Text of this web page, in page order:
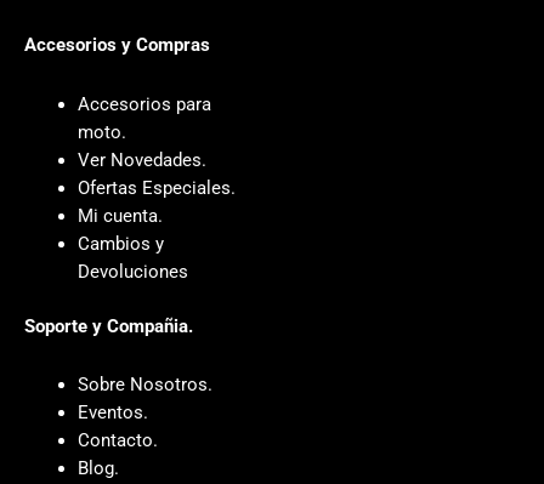
Accesorios y Compras
Accesorios para
moto.
Ver Novedades.
Ofertas Especiales.
Mi cuenta.
Cambios y
Devoluciones
Soporte y Compañia.
Sobre Nosotros.
Eventos.
Contacto.
Blog.